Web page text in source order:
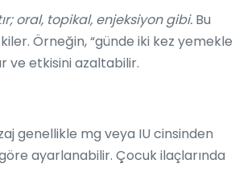
oral, topikal, enjeksiyon gibi. Bu
Örneğin, “günde iki kez yemekle
ve etkisini azaltabilir.
genellikle mg veya IU cinsinden
ayarlanabilir. Çocuk ilaçlarında